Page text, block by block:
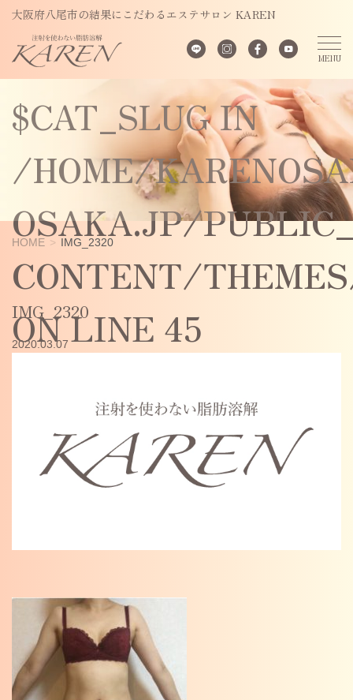
大阪府八尾市の結果にこだわるエステサロン KAREN
VARIABLE
$CAT_SLUG IN
/HOME/
OSAKA.JP/
CONTENT/
ON LINE 45
content/themes/karen2023/single.phpon line
HOME IMG_2320
IMG_2320
2020.03.07